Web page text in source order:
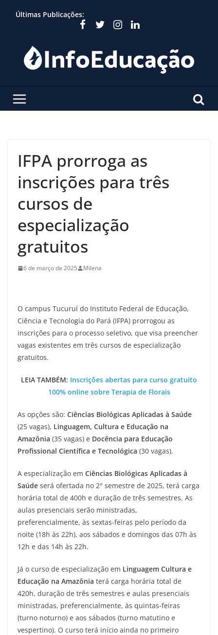
Últimas Publicações:
IFPA prorroga as
inscrições para três
cursos de
especialização
gratuitos
6 de março de 2025 Milena
O campus Tucuruí do Instituto Federal de Educação,
Ciência e Tecnologia do Pará (IFPA) prorrogou as
inscrições para o processo seletivo, que visa preencher
vagas existentes em três cursos de especialização
gratuitos.
LEIA TAMBÉM: Inscrições abertas para curso gratuito
100% online sobre Terapia de Florais
As opções são: Ciências Biológicas Aplicadas à Saúde
(25 vagas), Linguagem, Cultura e Educação na
Amazônia (35 vagas) e Docência para Educação
Profissional Científica e Tecnológica (30 vagas).
A especialização em Ciências Biológicas Aplicadas à
Saúde será ofertada no 2° semestre de 2025, terá carga
horária total de 400h e duração de três semestres. As
aulas presenciais serão ministradas,
preferencialmente, às sextas-feiras pelo período da
noite (18h às 22h), aos sábados e domingos das 07h às
12h e das 14h às 22h.
Já o curso de especialização em Linguagem Cultura e
Educação na Amazônia terá carga horária total de
420h, duração de três semestres e aulas presenciais
ministradas, preferencialmente, às quintas-feiras
(turno noturno) e aos sábados (turno matutino e
vespertino). O curso terá início ainda no primeiro